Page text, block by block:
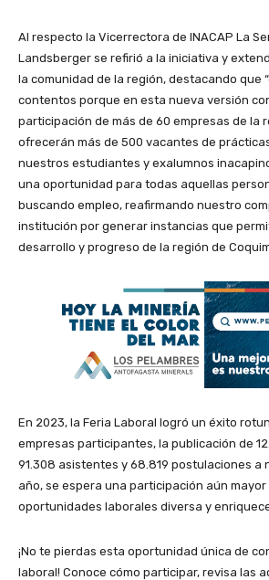
Al respecto la Vicerrectora de INACAP La
Landsberger se refirió a la iniciativa y
la comunidad de la región, destacando que
contentos porque en esta nueva versión
participación de más de 60 empresas de la
ofrecerán más de 500 vacantes de
nuestros estudiantes y exalumnos
una oportunidad para todas aquellas
buscando empleo, reafirmando nuestro
institución por generar instancias que
desarrollo y progreso de la región de
En 2023, la Feria Laboral logró un éxito
empresas participantes, la publicación de
91.308 asistentes y 68.819 postulaciones a
año, se espera una participación aún
oportunidades laborales diversa y
¡No te pierdas esta oportunidad única de
laboral! Conoce cómo participar, revisa las